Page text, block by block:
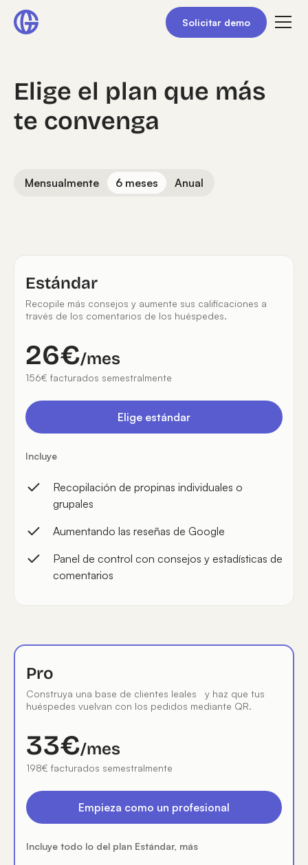
Solicitar demo
Elige el plan que más
te convenga
Mensualmente 6 meses Anual
Estándar
Recopile más consejos y aumente sus calificaciones a
través de los comentarios de los huéspedes.
26€/mes
156€ facturados semestralmente
Elige estándar
Incluye
Recopilación de propinas individuales o
grupales
Aumentando las reseñas de Google
Panel de control con consejos y estadísticas de
comentarios
Pro
Construya una base de clientes leales y haz que tus
huéspedes vuelvan con los pedidos mediante QR.
33€/mes
198€ facturados semestralmente
Empieza como un profesional
Incluye todo lo del plan Estándar, más